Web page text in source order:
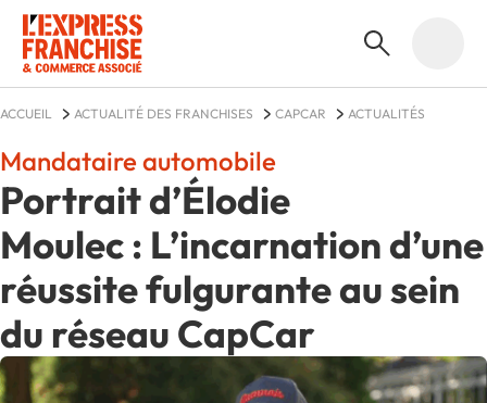
ACCUEIL ACTUALITÉ DES FRANCHISES CAPCAR ACTUALITÉS
Portrait d’Élodie
Moulec : L’incarnation d’une
réussite fulgurante au sein
du réseau CapCar
Mandataire automobile